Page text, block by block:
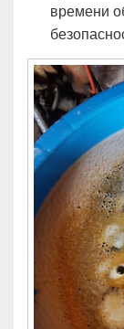
времени